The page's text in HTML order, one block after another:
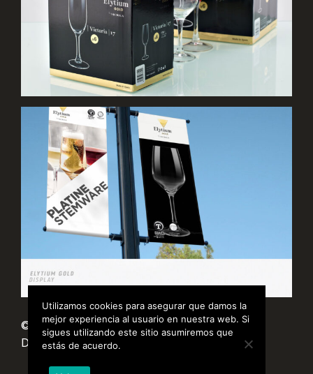
© Alto Gráfica
Desde 2012, diseño gráfico y digital
Utilizamos cookies para asegurar que damos la
mejor experiencia al usuario en nuestra web. Si
sigues utilizando este sitio asumiremos que
estás de acuerdo.